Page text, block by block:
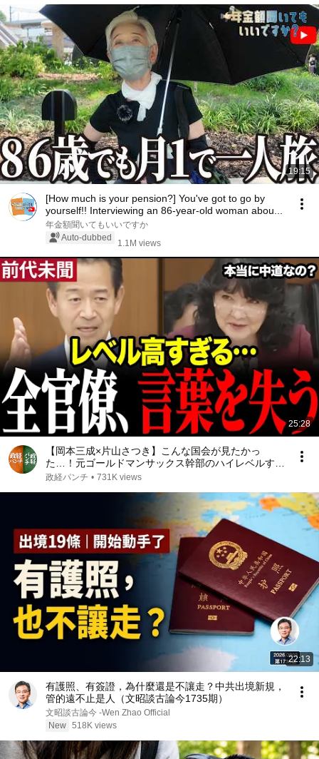
19:15
[How much is your pension?] You've got to go by
yourself!! Interviewing an 86-year-old woman abou...
年金額聞いてもいいですか
Auto-dubbed
1.1M views
25:28
【岡本三成×片山さつき】こんな国会が見たかっ
た…！元ゴールドマンサックス幹部のハイレベルすぎ
る国会質疑 #岡本三成 #片山さつき #国会
政経パンチ • 731K views
22:13
有護照、有簽證，為什麼還是不讓走？中共出境新規，
管的遠不止是人（文昭談古論今1735期）
文昭談古論今 -Wen Zhao Official
New 518K views